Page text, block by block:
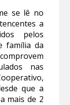
se lê no
a
pelos
família da
nas
que a
mais de 2